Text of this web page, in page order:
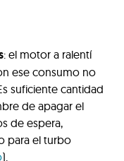
: el motor a ralentí
ese consumo no
suficiente cantidad
de apagar el
de espera,
para el turbo
).